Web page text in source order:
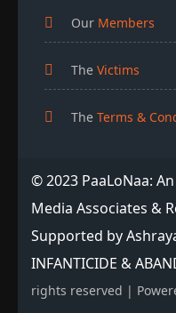
Our Members
The Victims
The Terms &
© 2023 PaaLoNaa:
Media Associates &
Supported by
INFANTICIDE &
rights reserved |